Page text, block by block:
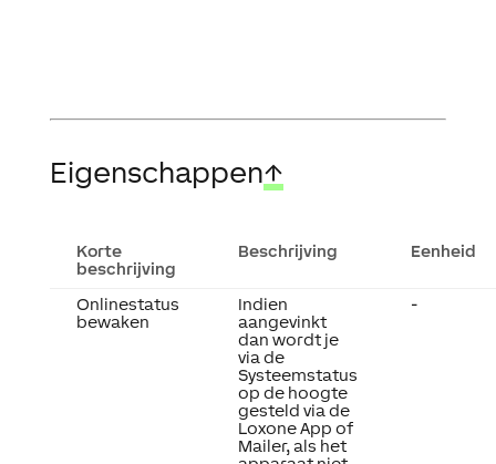
Eigenschappen↑
Korte
beschrijving
Beschrijving Eenheid
Onlinestatus
bewaken
Indien
aangevinkt
dan wordt je
via de
Systeemstatus
op de hoogte
gesteld via de
Loxone App of
Mailer, als het
-